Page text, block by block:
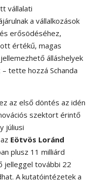
vállalati
a vállalkozások
erősödéséhez,
értékű, magas
álláshelyek
tette hozzá Schanda
az első döntés az idén
szektort érintő
júliusi
Eötvös Loránd
plusz 11 milliárd
jelleggel további 22
A kutatóintézetek a